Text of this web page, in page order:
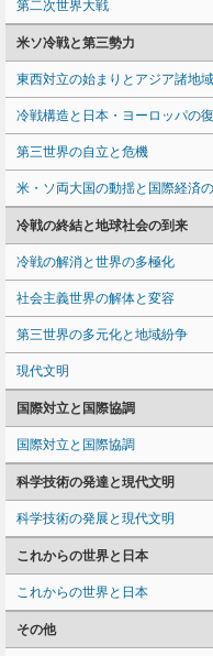
第二次世界大戦
米ソ冷戦と第三勢力
東西対立の始まりとアジア諸地
冷戦構造と日本・ヨーロッパの
第三世界の自立と危機
米・ソ両大国の動揺と国際経済
冷戦の終結と地球社会の到来
冷戦の解消と世界の多極化
社会主義世界の解体と変容
第三世界の多元化と地域紛争
現代文明
国際対立と国際協調
国際対立と国際協調
科学技術の発達と現代文明
科学技術の発展と現代文明
これからの世界と日本
これからの世界と日本
その他